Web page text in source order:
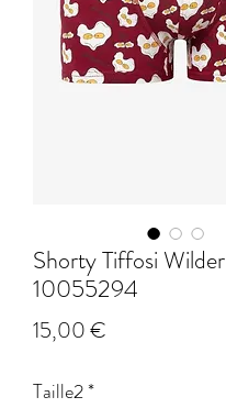
Shorty Tiffosi Wilder
10055294
15,00 €
Taille2*